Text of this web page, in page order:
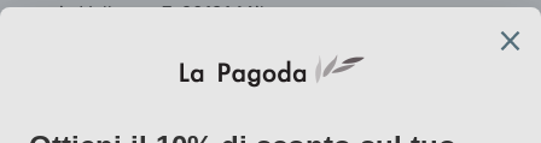
via Vallazze 7, 20131 Milano
info@lapagoda.net